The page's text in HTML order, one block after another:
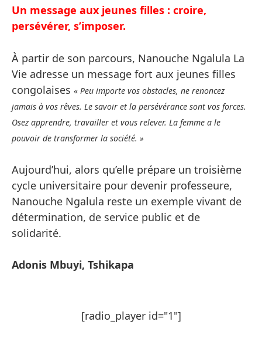
Un message aux jeunes filles : croire,
persévérer, s’imposer.
À partir de son parcours, Nanouche Ngalula La
Vie adresse un message fort aux jeunes filles
congolaises « Peu importe vos obstacles, ne renoncez
jamais à vos rêves. Le savoir et la persévérance sont vos forces.
Osez apprendre, travailler et vous relever. La femme a le
pouvoir de transformer la société. »
Aujourd’hui, alors qu’elle prépare un troisième
cycle universitaire pour devenir professeure,
Nanouche Ngalula reste un exemple vivant de
détermination, de service public et de
solidarité.
Adonis Mbuyi, Tshikapa
[radio_player id="1"]